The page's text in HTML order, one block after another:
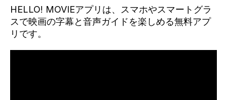
HELLO! MOVIEアプリは、スマホやスマートグラ
スで映画の字幕と音声ガイドを楽しめる無料アプ
リです。